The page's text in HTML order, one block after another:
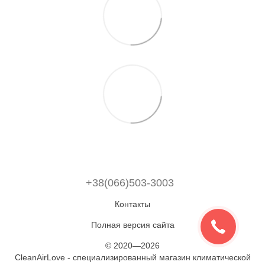
+38(066)503-3003
Контакты
Полная версия сайта
© 2020—2026
CleanAirLove - специализированный магазин климатической